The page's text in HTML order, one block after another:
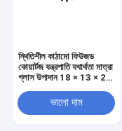
স্থিতিশীল কাঠামো ফিউজড
কোয়ার্টজ যন্ত্রপাতি যথার্থতা মাত্রা
গ্লাস উপাদান 18 × 13 × 21
ভালো দাম